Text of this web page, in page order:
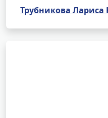
Трубникова Лариса